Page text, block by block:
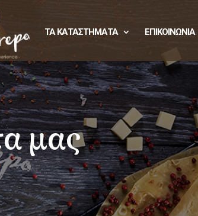
ΤΑ ΚΑΤΑΣΤΗΜΑΤΑ ΕΠΙΚΟΙΝΩΝΙΑ
μας